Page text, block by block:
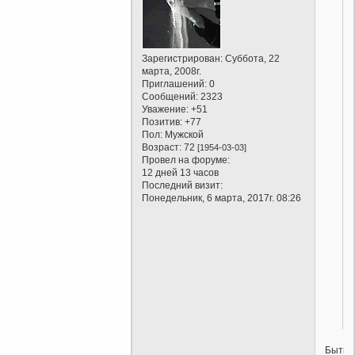
Зарегистрирован: Суббота, 22
марта, 2008г.
Приглашений: 0
Сообщений: 2323
Уважение: +51
Позитив: +77
Пол: Мужской
Возраст: 72[1954-03-03]
Провел на форуме:
12 дней 13 часов
Последний визит:
Понедельник, 6 марта, 2017г. 08:26
Быть